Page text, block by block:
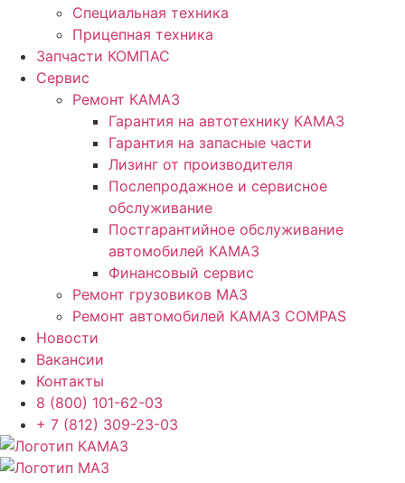
Специальная техника
Прицепная техника
Запчасти КОМПАС
Сервис
Ремонт КАМАЗ
Гарантия на автотехнику КАМАЗ
Гарантия на запасные части
Лизинг от производителя
Послепродажное и сервисное
обслуживание
Постгарантийное обслуживание
автомобилей КАМАЗ
Финансовый сервис
Ремонт грузовиков МАЗ
Ремонт автомобилей КАМАЗ COMPAS
Новости
Вакансии
Контакты
8 (800) 101-62-03
+ 7 (812) 309-23-03